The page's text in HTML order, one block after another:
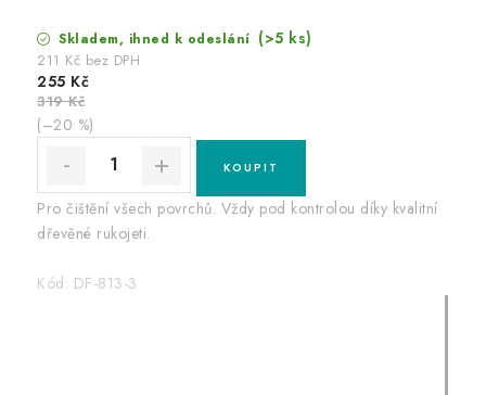
Skladem, ihned k odeslání (>5 ks)
211 Kč bez DPH
255 Kč
319 Kč
(–20 %)
Pro čištění všech povrchů. Vždy pod kontrolou díky kvalitní
dřevěné rukojeti.
Kód: DF-813-3